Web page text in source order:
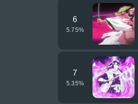
6
5.75%
7
5.35%